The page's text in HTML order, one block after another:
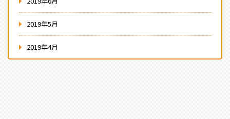
2019年5月
2019年4月